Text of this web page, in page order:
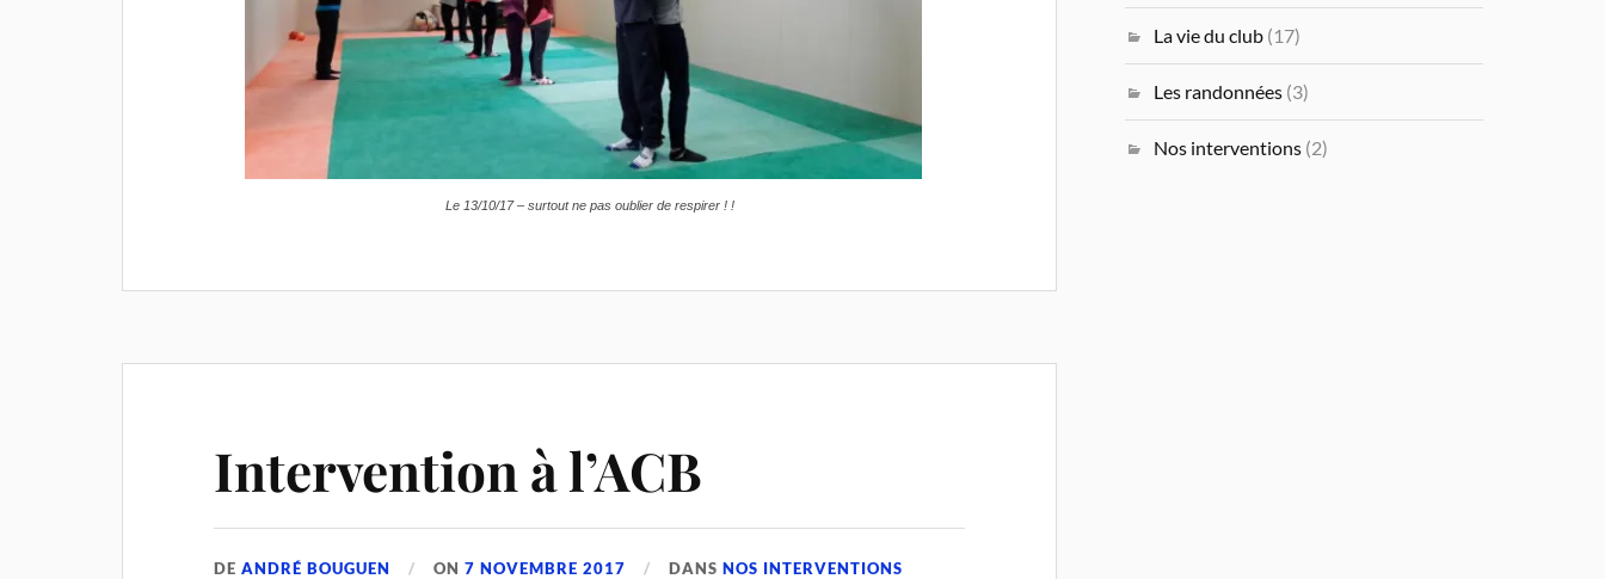
Le 13/10/17 – surtout ne pas oublier de respirer ! !
Intervention à l’ACB
DEANDRÉ BOUGUEN ON7 NOVEMBRE 2017 DANSNOS INTERVENTIONS
La vie du club (17)
Les randonnées (3)
Nos interventions (2)